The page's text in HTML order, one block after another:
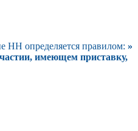
НН определяется правилом: »
имеющем приставку,